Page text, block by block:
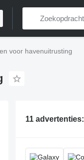
voor havenuitrusting
11 advertenties: